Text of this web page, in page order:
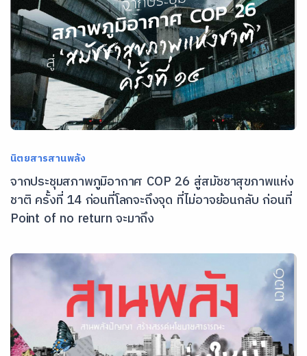
นิตยสารสานพลัง
จากประชุมสภาพภูมิอากาศ COP 26 สู่สมัชชาสุขภาพแห่ง
ชาติ ครั้งที่ 14 ก่อนที่โลกจะถึงจุด ที่ไม่อาจย้อนกลับ ก่อนที่
Point of no return จะมาถึง